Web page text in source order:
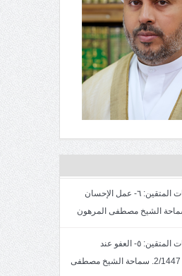
خطبة الجمعة: سمات المتقين: ٦- عمل الإحسان
خطبة الجمعة: سمات المتقين: ٥- العفو عند
المقدرة. بتاريخ 27 2/1447. سماحة الشيخ مصطفى